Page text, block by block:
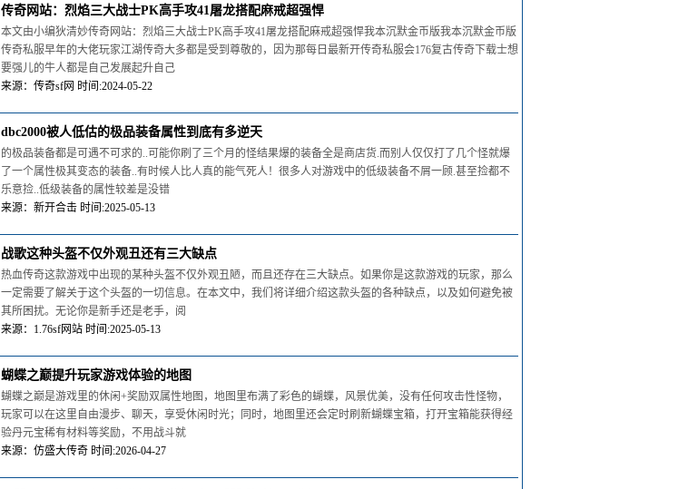
传奇网站：烈焰三大战士PK高手攻41屠龙搭配麻戒超强悍
本文由小编狄清妙传奇网站：烈焰三大战士PK高手攻41屠龙搭配麻戒超强悍我本沉默金币版我本沉默金币版
传奇私服早年的大佬玩家江湖传奇大多都是受到尊敬的，因为那每日最新开传奇私服会176复古传奇下载士想
要强儿的牛人都是自己发展起升自己
来源：传奇sf网 时间:2024-05-22
dbc2000被人低估的极品装备属性到底有多逆天
的极品装备都是可遇不可求的..可能你刷了三个月的怪结果爆的装备全是商店货.而别人仅仅打了几个怪就爆
了一个属性极其变态的装备..有时候人比人真的能气死人！很多人对游戏中的低级装备不屑一顾.甚至捡都不
乐意捡..低级装备的属性较差是没错
来源：新开合击 时间:2025-05-13
战歌这种头盔不仅外观丑还有三大缺点
热血传奇这款游戏中出现的某种头盔不仅外观丑陋，而且还存在三大缺点。如果你是这款游戏的玩家，那么
一定需要了解关于这个头盔的一切信息。在本文中，我们将详细介绍这款头盔的各种缺点，以及如何避免被
其所困扰。无论你是新手还是老手，阅
来源：1.76sf网站 时间:2025-05-13
蝴蝶之巅提升玩家游戏体验的地图
蝴蝶之巅是游戏里的休闲+奖励双属性地图，地图里布满了彩色的蝴蝶，风景优美，没有任何攻击性怪物，
玩家可以在这里自由漫步、聊天，享受休闲时光；同时，地图里还会定时刷新蝴蝶宝箱，打开宝箱能获得经
验丹元宝稀有材料等奖励，不用战斗就
来源：仿盛大传奇 时间:2026-04-27